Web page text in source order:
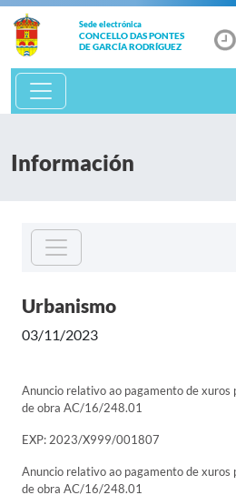
Sede electrónica
CONCELLO DAS PONTES
DE GARCÍA RODRÍGUEZ
Información
Urbanismo
03/11/2023
Anuncio relativo ao pagamento de xuros
de obra AC/16/248.01
EXP: 2023/X999/001807
Anuncio relativo ao pagamento de xuros
de obra AC/16/248.01